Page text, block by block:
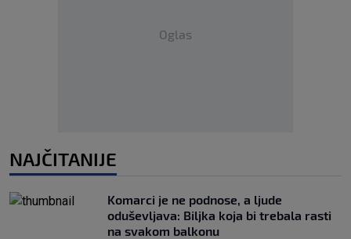
Oglas
NAJČITANIJE
Komarci je ne podnose, a ljude
oduševljava: Biljka koja bi trebala rasti
na svakom balkonu